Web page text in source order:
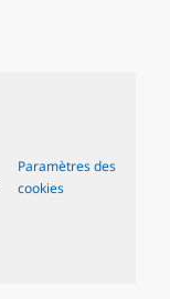
Paramètres des
cookies